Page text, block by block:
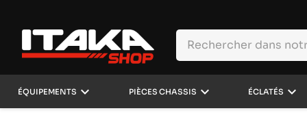
ÉQUIPEMENTS keyboard_arrow_down PIÈCES CHASSIS keyboard_arrow_down ÉCLATÉS keyboard_arrow_down